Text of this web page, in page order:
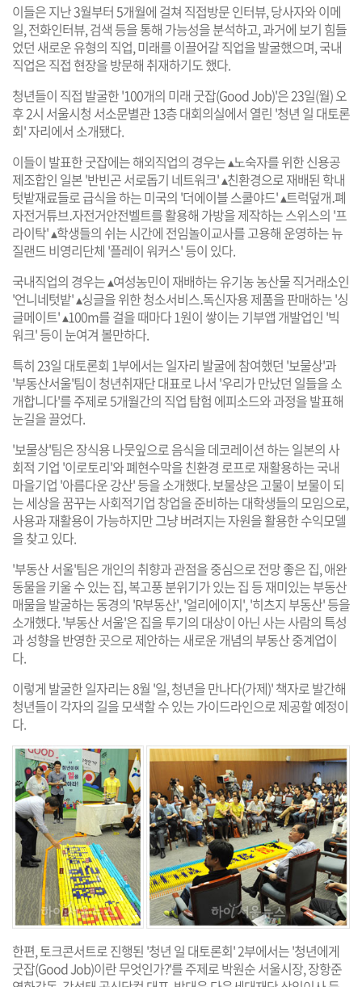
이들은 지난 3월부터 5개월에 걸쳐 직접방문 인터뷰, 당사자와 이메
일, 전화인터뷰, 검색 등을 통해 가능성을 분석하고, 과거에 보기 힘들
었던 새로운 유형의 직업, 미래를 이끌어갈 직업을 발굴했으며, 국내
직업은 직접 현장을 방문해 취재하기도 했다.
청년들이 직접 발굴한 '100개의 미래 굿잡(Good Job)'은 23일(월) 오
후 2시 서울시청 서소문별관 13층 대회의실에서 열린 '청년 일 대토론
회' 자리에서 소개됐다.
이들이 발표한 굿잡에는 해외직업의 경우는 ▴노숙자를 위한 신용공
제조합인 일본 '반빈곤 서로돕기 네트워크' ▴친환경으로 재배된 학내
텃밭재료들로 급식을 하는 미국의 '더에이블 스쿨야드' ▴트럭덮개․폐
자전거튜브․자전거안전벨트를 활용해 가방을 제작하는 스위스의 '프
라이탁' ▴학생들의 쉬는 시간에 전임놀이교사를 고용해 운영하는 뉴
질랜드 비영리단체 '플레이 워커스' 등이 있다.
국내직업의 경우는 ▴여성농민이 재배하는 유기농 농산물 직거래소인
'언니네텃밭' ▴싱글을 위한 청소서비스․독신자용 제품을 판매하는 '싱
글메이트' ▴100m를 걸을 때마다 1원이 쌓이는 기부앱 개발업인 '빅
워크' 등이 눈여겨 볼만하다.
특히 23일 대토론회 1부에서는 일자리 발굴에 참여했던 '보물상'과
'부동산서울'팀이 청년취재단 대표로 나서 '우리가 만났던 일들을 소
개합니다'를 주제로 5개월간의 직업 탐험 에피소드와 과정을 발표해
눈길을 끌었다.
'보물상'팀은 장식용 나뭇잎으로 음식을 데코레이션 하는 일본의 사
회적 기업 '이로토리'와 폐현수막을 친환경 로프로 재활용하는 국내
마을기업 '아름다운 강산' 등을 소개했다. 보물상은 고물이 보물이 되
는 세상을 꿈꾸는 사회적기업 창업을 준비하는 대학생들의 모임으로,
사용과 재활용이 가능하지만 그냥 버려지는 자원을 활용한 수익모델
을 찾고 있다.
'부동산 서울'팀은 개인의 취향과 관점을 중심으로 전망 좋은 집, 애완
동물을 키울 수 있는 집, 복고풍 분위기가 있는 집 등 재미있는 부동산
매물을 발굴하는 동경의 'R부동산', '얼리에이지', '히츠지 부동산' 등을
소개했다. '부동산 서울'은 집을 투기의 대상이 아닌 사는 사람의 특성
과 성향을 반영한 곳으로 제안하는 새로운 개념의 부동산 중계업이
다.
이렇게 발굴한 일자리는 8월 '일, 청년을 만나다(가제)' 책자로 발간해
청년들이 각자의 길을 모색할 수 있는 가이드라인으로 제공할 예정이
다.
한편, 토크콘서트로 진행된 '청년 일 대토론회' 2부에서는 '청년에게
굿잡(Good Job)이란 무엇인가?'를 주제로 박원순 서울시장, 장항준